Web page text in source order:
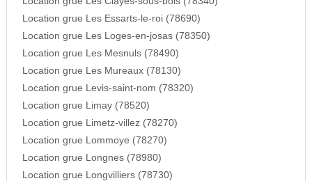
Location grue Les Essarts-le-roi (78690)
Location grue Les Loges-en-josas (78350)
Location grue Les Mesnuls (78490)
Location grue Les Mureaux (78130)
Location grue Levis-saint-nom (78320)
Location grue Limay (78520)
Location grue Limetz-villez (78270)
Location grue Lommoye (78270)
Location grue Longnes (78980)
Location grue Longvilliers (78730)